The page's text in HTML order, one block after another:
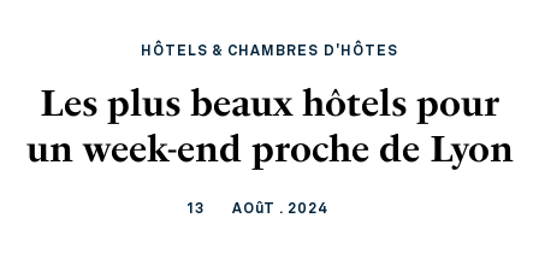
HÔTELS & CHAMBRES D'HÔTES
Les plus beaux hôtels pour
un week-end proche de Lyon
13 AOûT . 2024